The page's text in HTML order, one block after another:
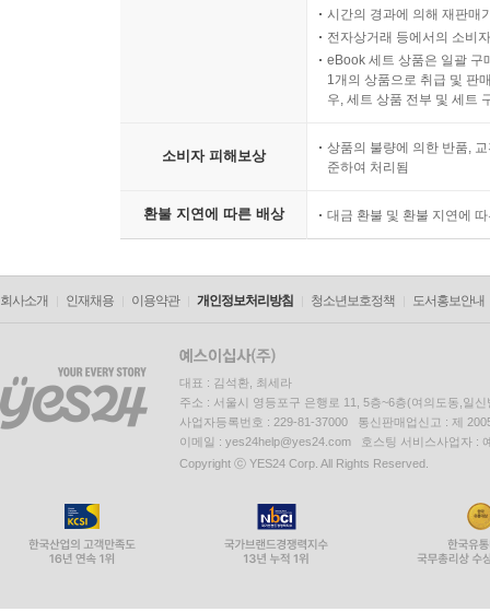
시간의 경과에 의해 재판매
전자상거래 등에서의 소비
eBook 세트 상품은 일괄 구
1개의 상품으로 취급 및 판
우, 세트 상품 전부 및 세트
소비자 피해보상
상품의 불량에 의한 반품,
준하여 처리됨
환불 지연에 따른 배상 대금 환불 및 환불 지연에
회사소개 인재채용 이용약관 개인정보처리방침 청소년보호정책 도서홍보안내
대표 : 김석환, 최세라
주소 : 서울시 영등포구 은행로 11, 5층~6층(여의도동,일신
사업자등록번호 : 229-81-37000 통신판매업신고 : 제
이메일 : yes24help@yes24.com 호스팅 서비스사업자 :
Copyright ⓒ YES24 Corp. All Rights Reserved.